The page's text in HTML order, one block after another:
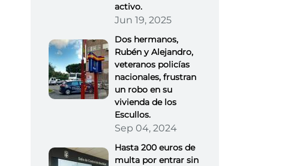
activo.
Jun 19, 2025
Dos hermanos,
Rubén y Alejandro,
veteranos policías
nacionales, frustran
un robo en su
vivienda de los
Escullos.
Sep 04, 2024
Hasta 200 euros de
multa por entrar sin